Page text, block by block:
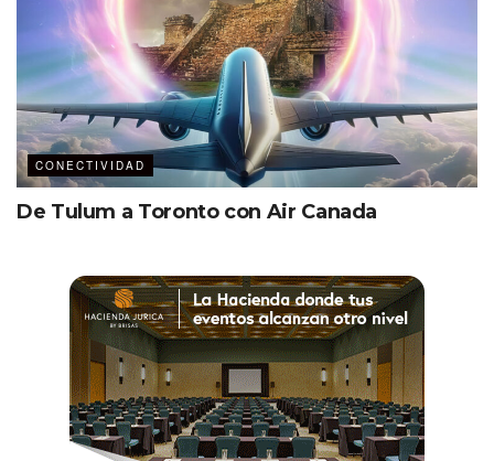
CONECTIVIDAD
De Tulum a Toronto con Air Canada